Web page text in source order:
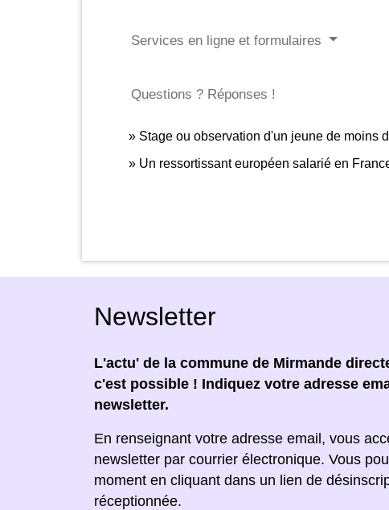
Services en ligne et formulaires
Questions ? Réponses !
Stage ou observation d'un jeune de moins
Un ressortissant européen salarié en
Newsletter
L'actu' de la commune de Mirmande
c'est possible ! Indiquez votre adresse
newsletter.
En renseignant votre adresse email, vous
newsletter par courrier électronique. Vous
moment en cliquant dans un lien de
réceptionnée.